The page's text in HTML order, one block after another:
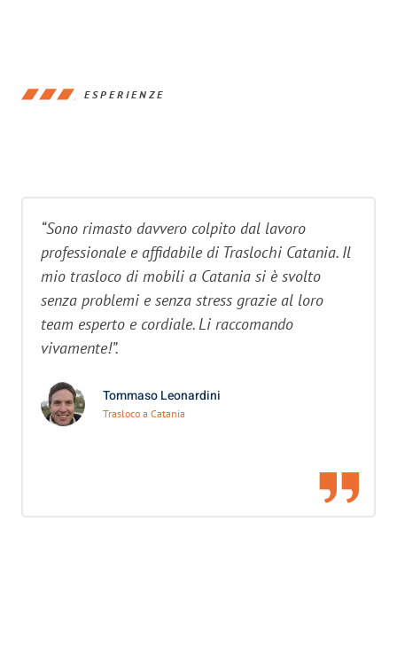
ESPERIENZE
“Sono rimasto davvero colpito dal lavoro
professionale e affidabile di Traslochi Catania. Il
mio trasloco di mobili a Catania si è svolto
senza problemi e senza stress grazie al loro
team esperto e cordiale. Li raccomando
vivamente!”.
Tommaso Leonardini
Trasloco a Catania